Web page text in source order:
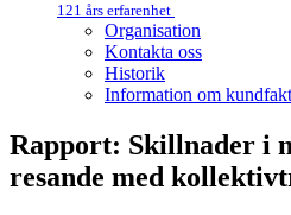
121 års erfarenhet
Organisation
Kontakta oss
Historik
Information om
Rapport: Skillnader i
resande med